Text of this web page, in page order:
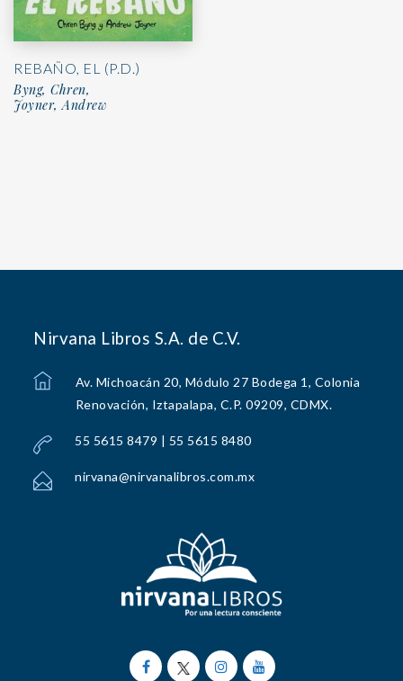
REBAÑO, EL (P.D.)
Byng, Chren,
Joyner, Andrew
Nirvana Libros S.A. de C.V.
Av. Michoacán 20, Módulo 27 Bodega 1, Colonia
Renovación, Iztapalapa, C.P. 09209, CDMX.
55 5615 8479 | 55 5615 8480
nirvana@nirvanalibros.com.mx